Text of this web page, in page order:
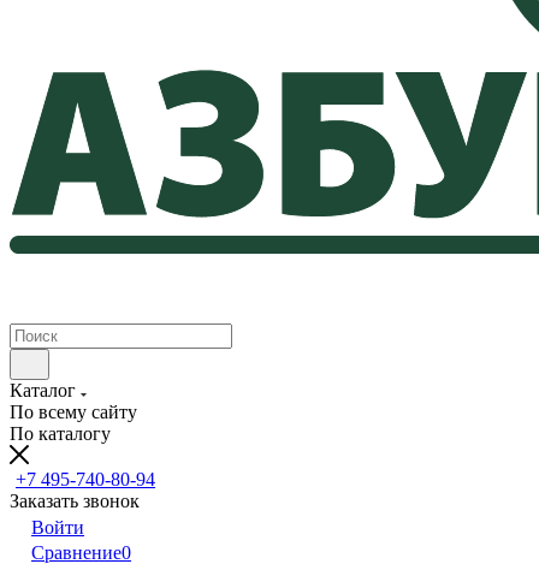
Каталог
По всему сайту
По каталогу
+7 495-740-80-94
Заказать звонок
Войти
Сравнение0